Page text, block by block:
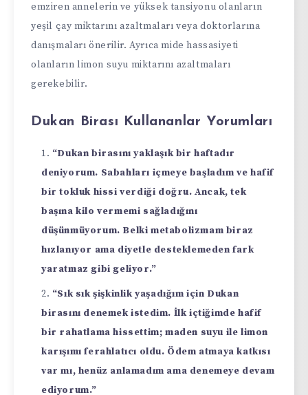
emziren annelerin ve yüksek tansiyonu olanların
yeşil çay miktarını azaltmaları veya doktorlarına
danışmaları önerilir. Ayrıca mide hassasiyeti
olanların limon suyu miktarını azaltmaları
gerekebilir.
Dukan Birası Kullananlar Yorumları
“Dukan birasını yaklaşık bir haftadır
deniyorum. Sabahları içmeye başladım ve hafif
bir tokluk hissi verdiği doğru. Ancak, tek
başına kilo vermemi sağladığını
düşünmüyorum. Belki metabolizmam biraz
hızlanıyor ama diyetle desteklemeden fark
yaratmaz gibi geliyor.”
“Sık sık şişkinlik yaşadığım için Dukan
birasını denemek istedim. İlk içtiğimde hafif
bir rahatlama hissettim; maden suyu ile limon
karışımı ferahlatıcı oldu. Ödem atmaya katkısı
var mı, henüz anlamadım ama denemeye devam
ediyorum.”